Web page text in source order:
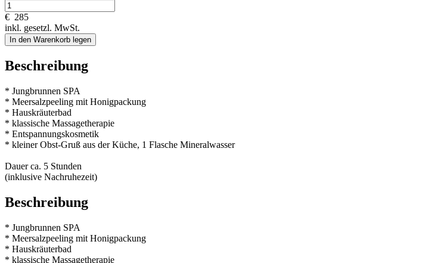
€ 285
inkl. gesetzl. MwSt.
In den Warenkorb legen
Beschreibung
* Jungbrunnen SPA
* Meersalzpeeling mit Honigpackung
* Hauskräuterbad
* klassische Massagetherapie
* Entspannungskosmetik
* kleiner Obst-Gruß aus der Küche, 1 Flasche Mineralwasser
Dauer ca. 5 Stunden
(inklusive Nachruhezeit)
Beschreibung
* Jungbrunnen SPA
* Meersalzpeeling mit Honigpackung
* Hauskräuterbad
* klassische Massagetherapie